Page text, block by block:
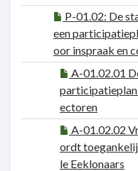
P-01.02: De
een
oor inspraak en
A-01.02.01
participatieplan
ectoren
A-01.02.02
ordt
le Eeklonaars